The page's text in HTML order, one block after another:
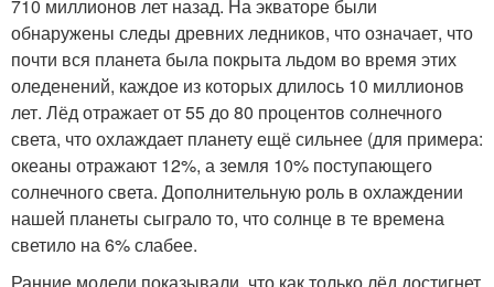
710 миллионов лет назад. На экваторе были
обнаружены следы древних ледников, что означает, что
почти вся планета была покрыта льдом во время этих
оледенений, каждое из которых длилось 10 миллионов
лет. Лёд отражает от 55 до 80 процентов солнечного
света, что охлаждает планету ещё сильнее (для примера:
океаны отражают 12%, а земля 10% поступающего
солнечного света. Дополнительную роль в охлаждении
нашей планеты сыграло то, что солнце в те времена
светило на 6% слабее.